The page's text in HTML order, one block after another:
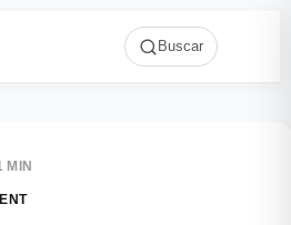
Buscar
MIN